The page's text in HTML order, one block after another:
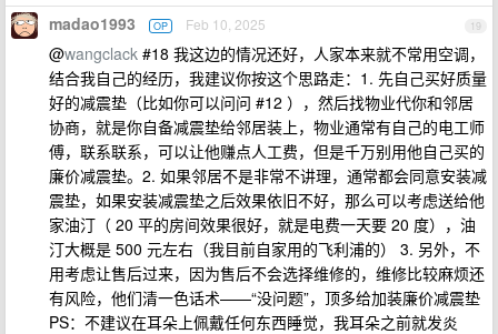
19
madao1993 OP Feb 10, 2025
@wangclack #18 我这边的情况还好，人家本来就不常用空调，
结合我自己的经历，我建议你按这个思路走：1. 先自己买好质量
好的减震垫（比如你可以问问 #12 ），然后找物业代你和邻居
协商，就是你自备减震垫给邻居装上，物业通常有自己的电工师
傅，联系联系，可以让他赚点人工费，但是千万别用他自己买的
廉价减震垫。2. 如果邻居不是非常不讲理，通常都会同意安装减
震垫，如果安装减震垫之后效果依旧不好，那么可以考虑送给他
家油汀（ 20 平的房间效果很好，就是电费一天要 20 度），油
汀大概是 500 元左右（我目前自家用的飞利浦的） 3. 另外，不
用考虑让售后过来，因为售后不会选择维修的，维修比较麻烦还
有风险，他们清一色话术——“没问题”，顶多给加装廉价减震垫
PS：不建议在耳朵上佩戴任何东西睡觉，我耳朵之前就发炎